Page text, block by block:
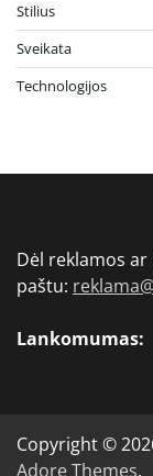
Stilius
Sveikata
Technologijos
Dėl reklamos
paštu:
Lankomumas:
Copyright ©
Adore Themes.